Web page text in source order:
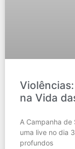
na Vida
A Campanha de
uma live no dia
profundos